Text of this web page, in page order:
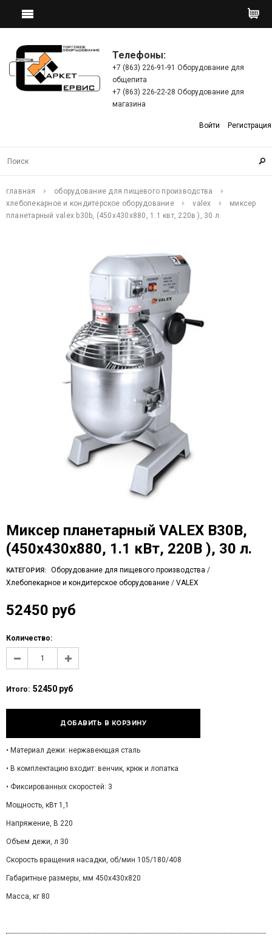
Телефоны:
+7 (863) 226-91-91 Оборудование для
общепита
+7 (863) 226-22-28 Оборудование для
магазина
Войти Регистрация
главная
оборудование для пищевого производства
хлебопекарное и кондитерское оборудование
valex
миксер
планетарный valex b30b, (450x430x880, 1.1 квт, 220в ), 30 л.
Миксер планетарный VALEX B30B,
(450x430x880, 1.1 кВт, 220В ), 30 л.
КАТЕГОРИЯ: Оборудование для пищевого производства /
Хлебопекарное и кондитерское оборудование / VALEX
52450 руб
Количество:
Итого: 52450 руб
• Материал дежи: нержавеющая сталь
• В комплектацию входит: венчик, крюк и лопатка
• Фиксированных скоростей: 3
Мощность, кВт 1,1
Напряжение, В 220
Объем дежи, л 30
Скорость вращения насадки, об/мин 105/180/408
Габаритные размеры, мм 450x430x820
Масса, кг 80